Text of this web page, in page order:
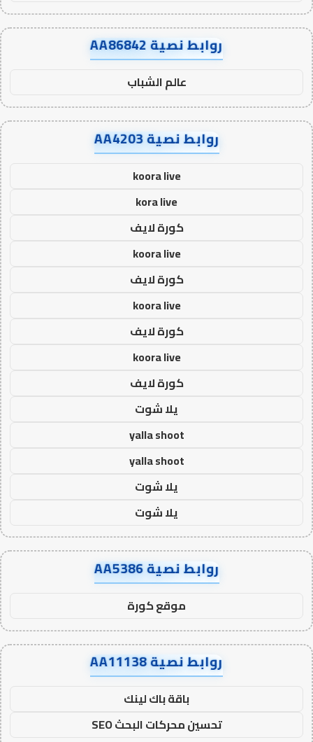
روابط نصية AA86842
عالم الشباب
روابط نصية AA4203
koora live
kora live
كورة لايف
koora live
كورة لايف
koora live
كورة لايف
koora live
كورة لايف
يلا شوت
yalla shoot
yalla shoot
يلا شوت
يلا شوت
روابط نصية AA5386
موقع كورة
روابط نصية AA11138
باقة باك لينك
تحسين محركات البحث SEO